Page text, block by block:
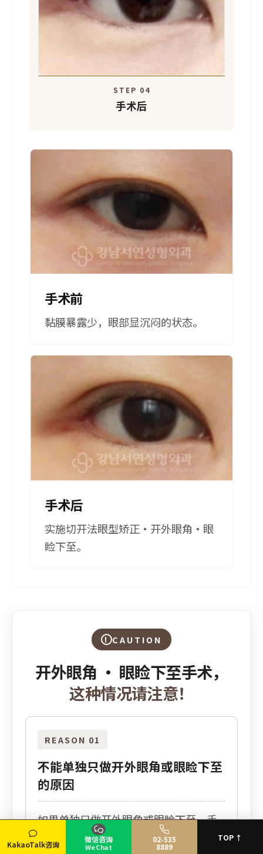
STEP 04
手术后
手术前
黏膜暴露少，眼部显沉闷的状态。
手术后
实施切开法眼型矫正·开外眼角·眼
睑下至。
CAUTION
开外眼角 · 眼睑下至手术，
这种情况请注意！
REASON 01
不能单独只做开外眼角或眼睑下至
的原因
如果单独只做开外眼角或眼睑下至，手
术部位很容易重新粘连，或者达不到预
KakaoTalk咨询 微信咨询
WeChat
02-535
8889
TOP ↑